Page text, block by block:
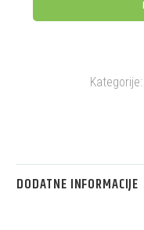
Kategorije:
DODATNE INFORMACIJE